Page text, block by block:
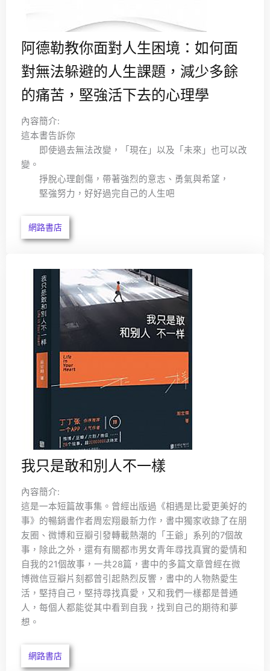
阿德勒教你面對人生困境：如何面
對無法躲避的人生課題，減少多餘
的痛苦，堅強活下去的心理學
內容簡介:
這本書告訴你
即使過去無法改變，「現在」以及「未來」也可以改
變。
掙脫心理創傷，帶著強烈的意志、勇氣與希望，
堅強努力，好好過完自己的人生吧
網路書店
我只是敢和別人不一樣
內容簡介:
這是一本短篇故事集。曾經出版過《相遇是比愛更美好的
事》的暢銷書作者周宏翔最新力作，書中獨家收錄了在朋
友圈、微博和豆瓣引發轉載熱潮的「王爺」系列的7個故
事，除此之外，還有有關都市男女青年尋找真實的愛情和
自我的21個故事，一共28篇，書中的多篇文章曾經在微
博微信豆瓣片刻都曾引起熱烈反響，書中的人物熱愛生
活，堅持自己，堅持尋找真愛，又和我們一樣都是普通
人，每個人都能從其中看到自我，找到自己的期待和夢
想。
網路書店